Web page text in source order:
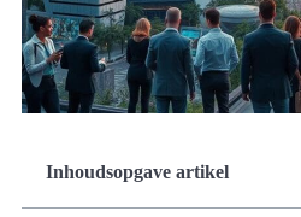
Inhoudsopgave artikel